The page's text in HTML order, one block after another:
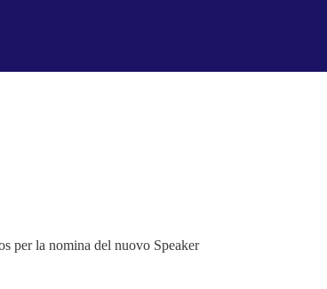
per la nomina del nuovo Speaker